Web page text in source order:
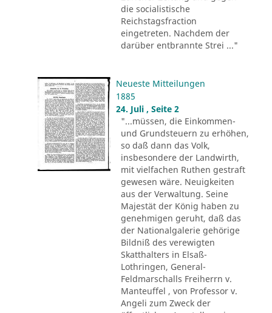
die socialistische
Reichstagsfraction
eingetreten. Nachdem der
darüber entbrannte Strei ..."
Neueste Mitteilungen
1885
24. Juli , Seite 2
"...müssen, die Einkommen-
und Grundsteuern zu erhöhen,
so daß dann das Volk,
insbesondere der Landwirth,
mit vielfachen Ruthen gestraft
gewesen wäre. Neuigkeiten
aus der Verwaltung. Seine
Majestät der König haben zu
genehmigen geruht, daß das
der Nationalgalerie gehörige
Bildniß des verewigten
Skatthalters in Elsaß-
Lothringen, General-
Feldmarschalls Freiherrn v.
Manteuffel , von Professor v.
Angeli zum Zweck der